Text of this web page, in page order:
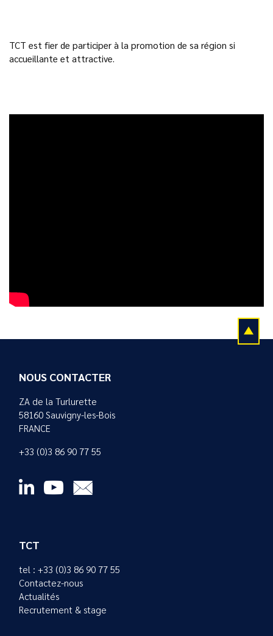
TCT est fier de participer à la promotion de sa région si
accueillante et attractive.
NOUS CONTACTER
ZA de la Turlurette
58160 Sauvigny-les-Bois
FRANCE
+33 (0)3 86 90 77 55
TCT
tel : +33 (0)3 86 90 77 55
Contactez-nous
Actualités
Recrutement & stage